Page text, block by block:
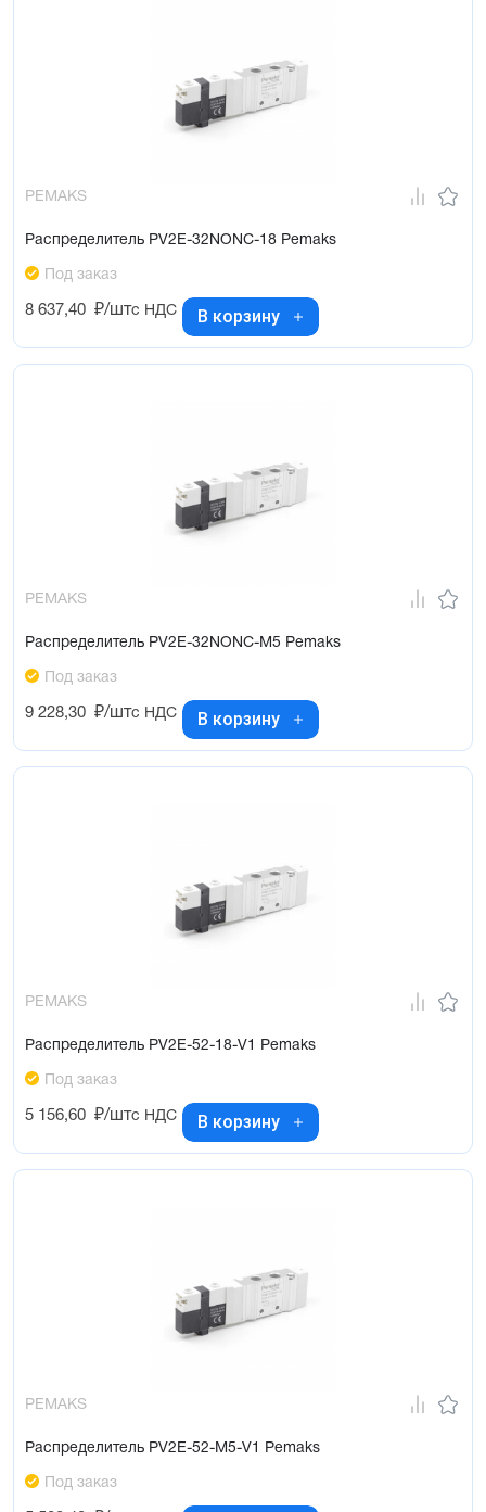
PEMAKS
Распределитель PV2E-32NONC-18 Pemaks
Под заказ
8 637,40 ₽/штс НДС В корзину
PEMAKS
Распределитель PV2E-32NONC-M5 Pemaks
Под заказ
9 228,30 ₽/штс НДС В корзину
PEMAKS
Распределитель PV2E-52-18-V1 Pemaks
Под заказ
5 156,60 ₽/штс НДС В корзину
PEMAKS
Распределитель PV2E-52-M5-V1 Pemaks
Под заказ